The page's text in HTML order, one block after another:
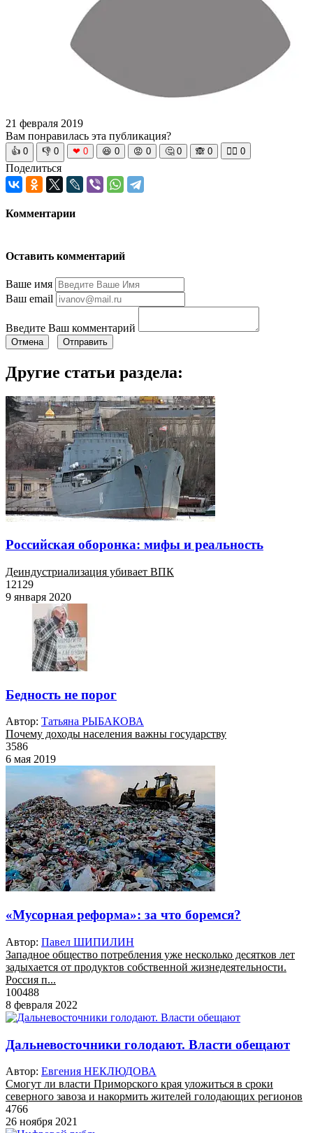
21 февраля 2019
Вам понравилась эта публикация?
👍 0 👎 0 ❤ 0 😆 0 😡 0 🤔 0 🙈 0 🧘‍♀️ 0
Поделиться
Комментарии
Оставить комментарий
Ваше имя
Ваш email
Введите Ваш комментарий
Отмена Отправить
Другие статьи раздела:
Российская оборонка: мифы и реальность
Деиндустриализация убивает ВПК
12129
9 января 2020
Бедность не порог
Автор: Татьяна РЫБАКОВА
Почему доходы населения важны государству
3586
6 мая 2019
«Мусорная реформа»: за что боремся?
Автор: Павел ШИПИЛИН
Западное общество потребления уже несколько десятков лет
задыхается от продуктов собственной жизнедеятельности.
Россия п...
100488
8 февраля 2022
Дальневосточники голодают. Власти обещают
Автор: Евгения НЕКЛЮДОВА
Смогут ли власти Приморского края уложиться в сроки
северного завоза и накормить жителей голодающих регионов
4766
26 ноября 2021